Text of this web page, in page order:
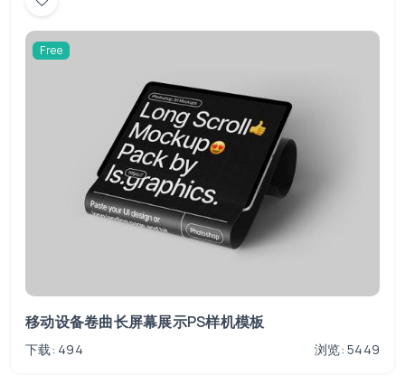
Free
移动设备卷曲长屏幕展示PS样机模板
下载: 494 浏览: 5449